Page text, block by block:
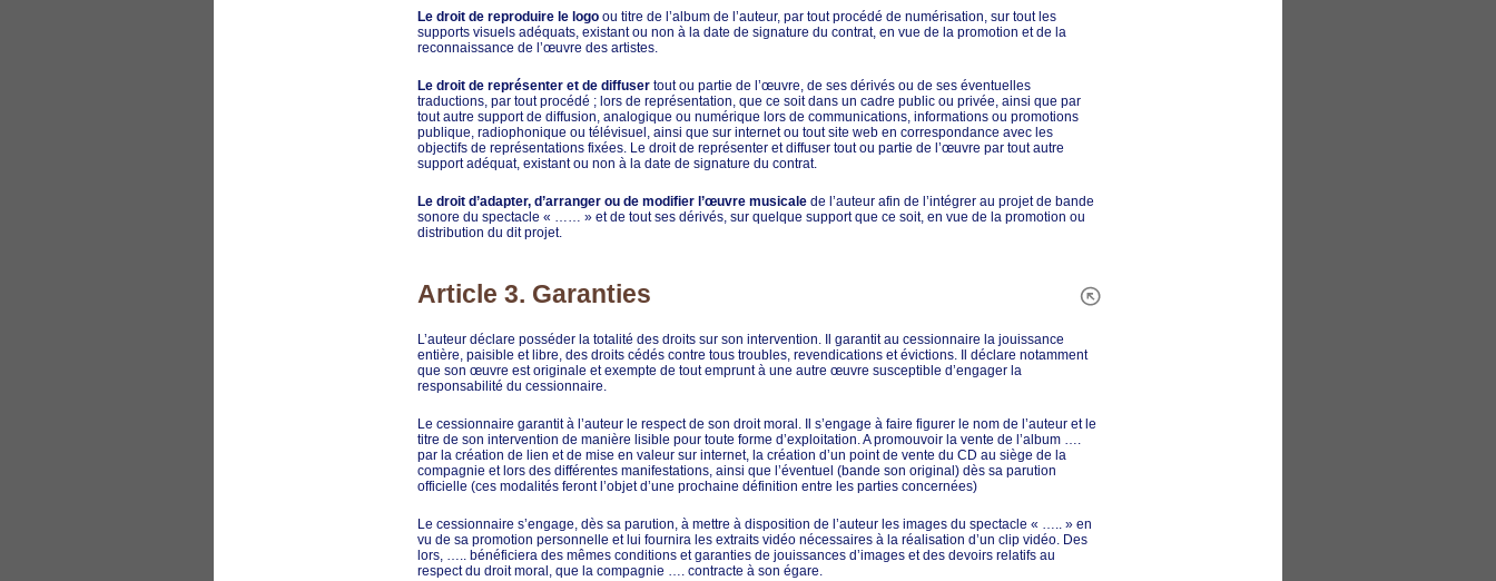
Le droit de reproduire le logoou titre de l’album de l’auteur, par tout procédé de numérisation, sur tout les
supports visuels adéquats, existant ou non à la date de signature du contrat, en vue de la promotion et de la
reconnaissance de l’œuvre des artistes.
Le droit de représenter et de diffusertout ou partie de l’œuvre, de ses dérivés ou de ses éventuelles
traductions, par tout procédé ; lors de représentation, que ce soit dans un cadre public ou privée, ainsi que par
tout autre support de diffusion, analogique ou numérique lors de communications, informations ou promotions
publique, radiophonique ou télévisuel, ainsi que sur internet ou tout site web en correspondance avec les
objectifs de représentations fixées. Le droit de représenter et diffuser tout ou partie de l’œuvre par tout autre
support adéquat, existant ou non à la date de signature du contrat.
Le droit d’adapter, d’arranger ou de modifier l’œuvre musicalede l’auteur afin de l’intégrer au projet de bande
sonore du spectacle « …… » et de tout ses dérivés, sur quelque support que ce soit, en vue de la promotion ou
distribution du dit projet.
Article 3. Garanties
L’auteur déclare posséder la totalité des droits sur son intervention. Il garantit au cessionnaire la jouissance
entière, paisible et libre, des droits cédés contre tous troubles, revendications et évictions. Il déclare notamment
que son œuvre est originale et exempte de tout emprunt à une autre œuvre susceptible d’engager la
responsabilité du cessionnaire.
Le cessionnaire garantit à l’auteur le respect de son droit moral. Il s’engage à faire figurer le nom de l’auteur et le
titre de son intervention de manière lisible pour toute forme d’exploitation. A promouvoir la vente de l’album ….
par la création de lien et de mise en valeur sur internet, la création d’un point de vente du CD au siège de la
compagnie et lors des différentes manifestations, ainsi que l’éventuel (bande son original) dès sa parution
officielle (ces modalités feront l’objet d’une prochaine définition entre les parties concernées)
Le cessionnaire s’engage, dès sa parution, à mettre à disposition de l’auteur les images du spectacle « ….. » en
vu de sa promotion personnelle et lui fournira les extraits vidéo nécessaires à la réalisation d’un clip vidéo. Des
lors, ….. bénéficiera des mêmes conditions et garanties de jouissances d’images et des devoirs relatifs au
respect du droit moral, que la compagnie …. contracte à son égare.